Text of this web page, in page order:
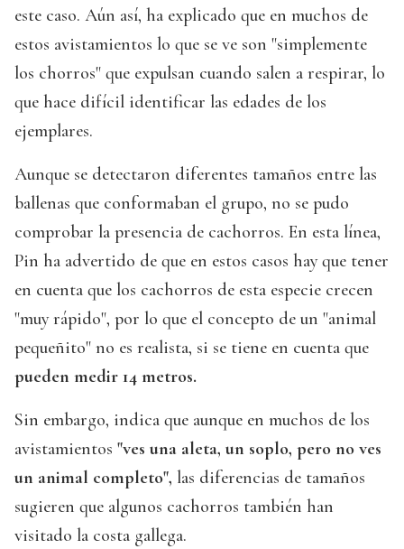
este caso. Aún así, ha explicado que en muchos de
estos avistamientos lo que se ve son "simplemente
los chorros" que expulsan cuando salen a respirar, lo
que hace difícil identificar las edades de los
ejemplares.
Aunque se detectaron diferentes tamaños entre las
ballenas que conformaban el grupo, no se pudo
comprobar la presencia de cachorros. En esta línea,
Pin ha advertido de que en estos casos hay que tener
en cuenta que los cachorros de esta especie crecen
"muy rápido", por lo que el concepto de un "animal
pequeñito" no es realista, si se tiene en cuenta que
pueden medir 14 metros.
Sin embargo, indica que aunque en muchos de los
avistamientos "ves una aleta, un soplo, pero no ves
un animal completo", las diferencias de tamaños
sugieren que algunos cachorros también han
visitado la costa gallega.